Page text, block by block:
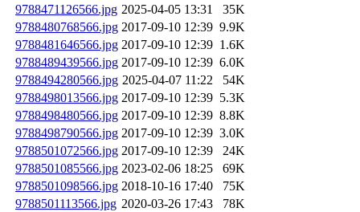
9788471126566.jpg 2025-04-05 13:31
35K
9788480768566.jpg 2017-09-10 12:39 9.9K
9788481646566.jpg 2017-09-10 12:39 1.6K
9788489439566.jpg 2017-09-10 12:39 6.0K
9788494280566.jpg 2025-04-07 11:22
54K
9788498013566.jpg 2017-09-10 12:39 5.3K
9788498480566.jpg 2017-09-10 12:39 8.8K
9788498790566.jpg 2017-09-10 12:39 3.0K
9788501072566.jpg 2017-09-10 12:39
24K
9788501085566.jpg 2023-02-06 18:25
69K
9788501098566.jpg 2018-10-16 17:40
75K
9788501113566.jpg 2020-03-26 17:43
78K